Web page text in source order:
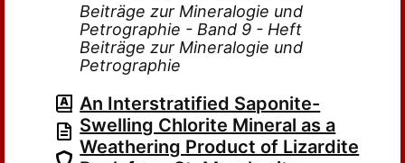
Beiträge zur Mineralogie und
Petrographie - Band 9 - Heft
Beiträge zur Mineralogie und
Petrographie
An Interstratified Saponite-
Swelling Chlorite Mineral as a
Weathering Product of Lizardite